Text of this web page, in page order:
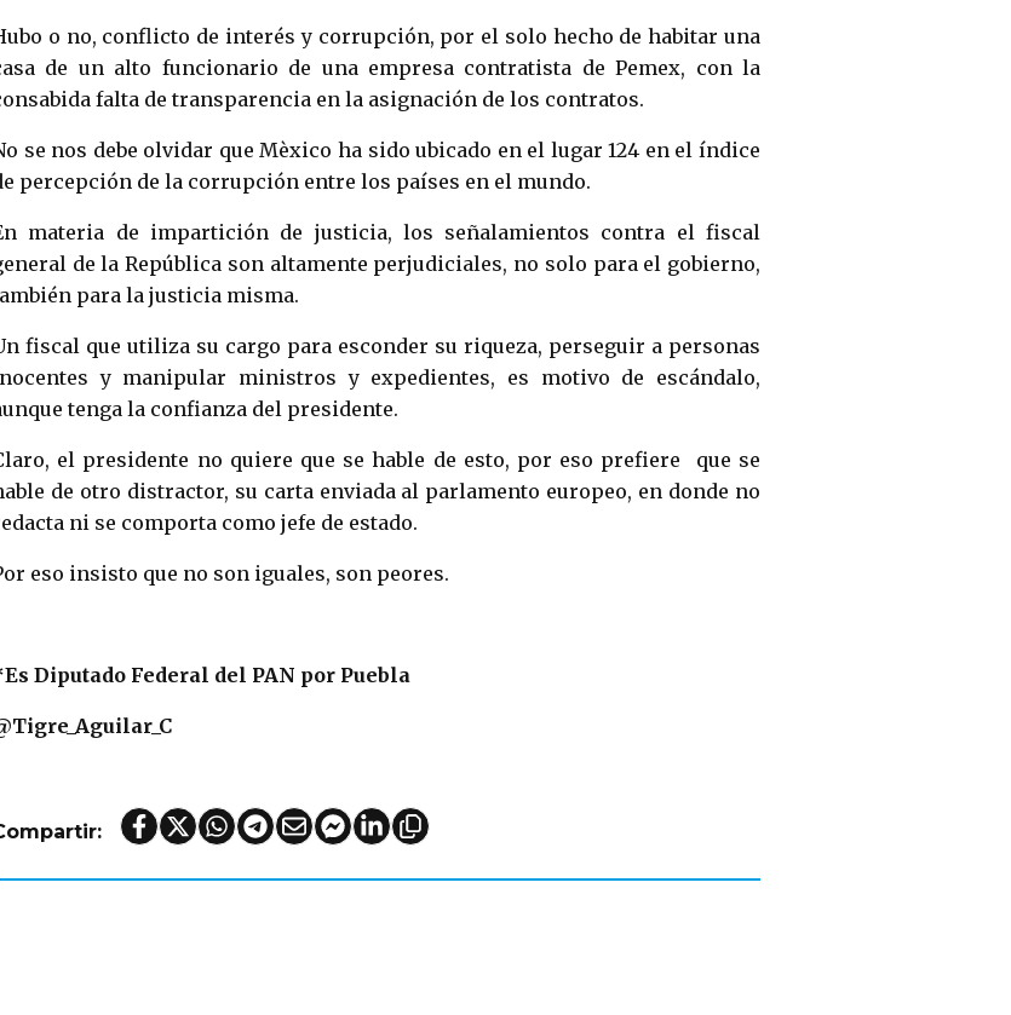
o no, conflicto de interés y corrupción, por el solo hecho de habitar una
de un alto funcionario de una empresa contratista de Pemex, con la
falta de transparencia en la asignación de los contratos.
se nos debe olvidar que Mèxico ha sido ubicado en el lugar 124 en el índice
percepción de la corrupción entre los países en el mundo.
materia de impartición de justicia, los señalamientos contra el fiscal
de la República son altamente perjudiciales, no solo para el gobierno,
para la justicia misma.
fiscal que utiliza su cargo para esconder su riqueza, perseguir a personas
y manipular ministros y expedientes, es motivo de escándalo,
tenga la confianza del presidente.
el presidente no quiere que se hable de esto, por eso prefiere que se
de otro distractor, su carta enviada al parlamento europeo, en donde no
ni se comporta como jefe de estado.
eso insisto que no son iguales, son peores.
Diputado Federal del PAN por Puebla